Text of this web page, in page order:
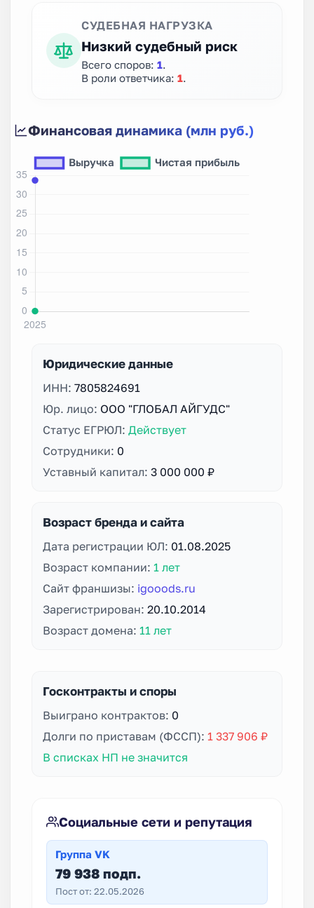
СУДЕБНАЯ НАГРУЗКА
Низкий судебный риск
Всего споров: 1
В роли ответчика: 1
Финансовая динамика (млн руб.)
Юридические данные
ИНН: 7805824691
Юр. лицо: ООО "ГЛОБАЛ АЙГУДС"
Статус ЕГРЮЛ: Действует
Сотрудники: 0
Уставный капитал: 3 000 000 ₽
Возраст бренда и сайта
Дата регистрации ЮЛ: 01.08.2025
Возраст компании: 1 лет
Сайт франшизы: igooods.ru
Зарегистрирован: 20.10.2014
Возраст домена: 11 лет
Госконтракты и споры
Выиграно контрактов: 0
Долги по приставам (ФССП): 1 337 906 ₽
В списках НП не значится
Социальные сети и репутация
Группа VK
79 938 подп.
Пост от: 22.05.2026